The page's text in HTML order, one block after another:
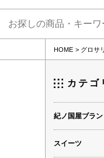
HOME グロサ
カテゴ
紀ノ国屋ブラン
スイーツ